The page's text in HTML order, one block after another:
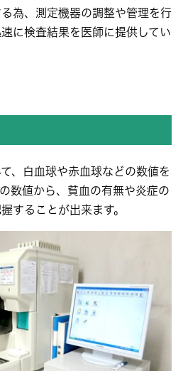
為、測定機器の調整や管理を行
に検査結果を医師に提供してい
、白血球や赤血球などの数値を
数値から、貧血の有無や炎症の
することが出来ます。